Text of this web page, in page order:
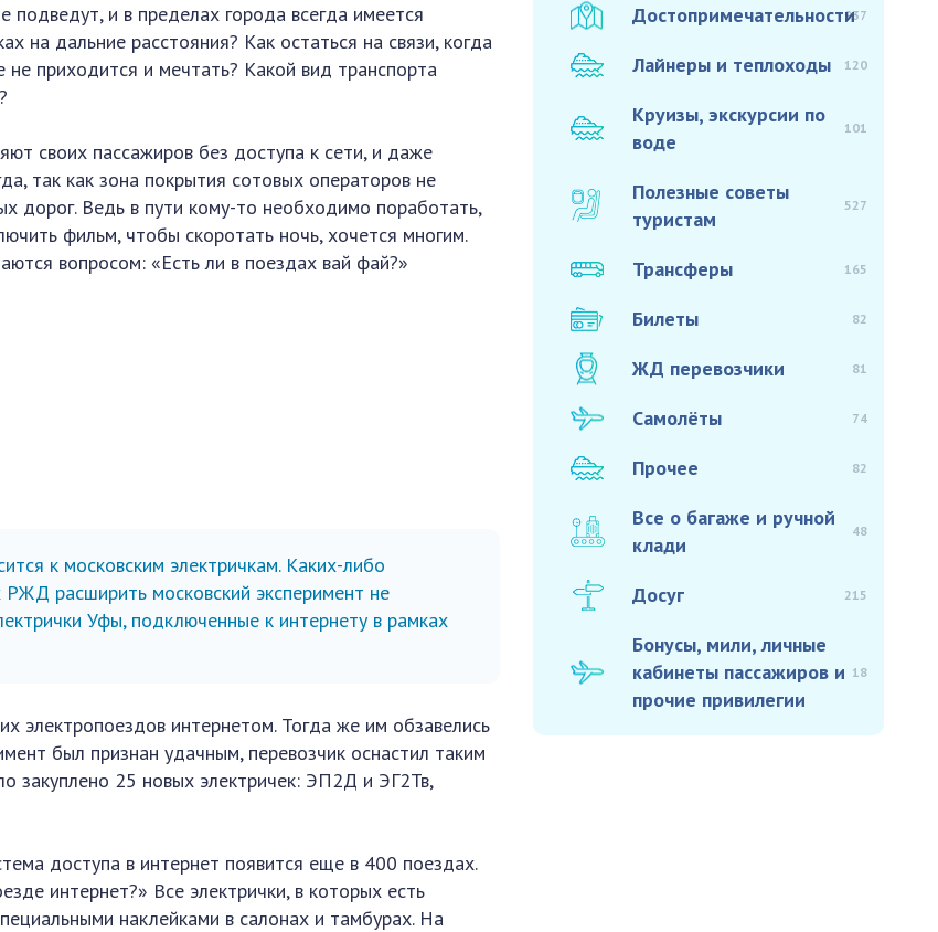
и в пределах города всегда имеется
на дальние расстояния? Как остаться на связи, когда
приходится и мечтать? Какой вид транспорта
своих пассажиров без доступа к сети, и даже
так как зона покрытия сотовых операторов не
дорог. Ведь в пути кому-то необходимо поработать,
фильм, чтобы скоротать ночь, хочется многим.
вопросом: «Есть ли в поездах вай фай?»
к московским электричкам. Каких-либо
расширить московский эксперимент не
Уфы, подключенные к интернету в рамках
электропоездов интернетом. Тогда же им обзавелись
был признан удачным, перевозчик оснастил таким
закуплено 25 новых электричек: ЭП2Д и ЭГ2Тв,
доступа в интернет появится еще в 400 поездах.
интернет?» Все электрички, в которых есть
наклейками в салонах и тамбурах. На
Достопримечательности937
Лайнеры и теплоходы 120
Круизы, экскурсии по
воде
101
Полезные советы
туристам
527
Трансферы 165
Билеты 82
ЖД перевозчики 81
Самолёты 74
Прочее 82
Все о багаже и ручной
клади
48
Досуг 215
Бонусы, мили, личные
кабинеты пассажиров и
прочие привилегии
18